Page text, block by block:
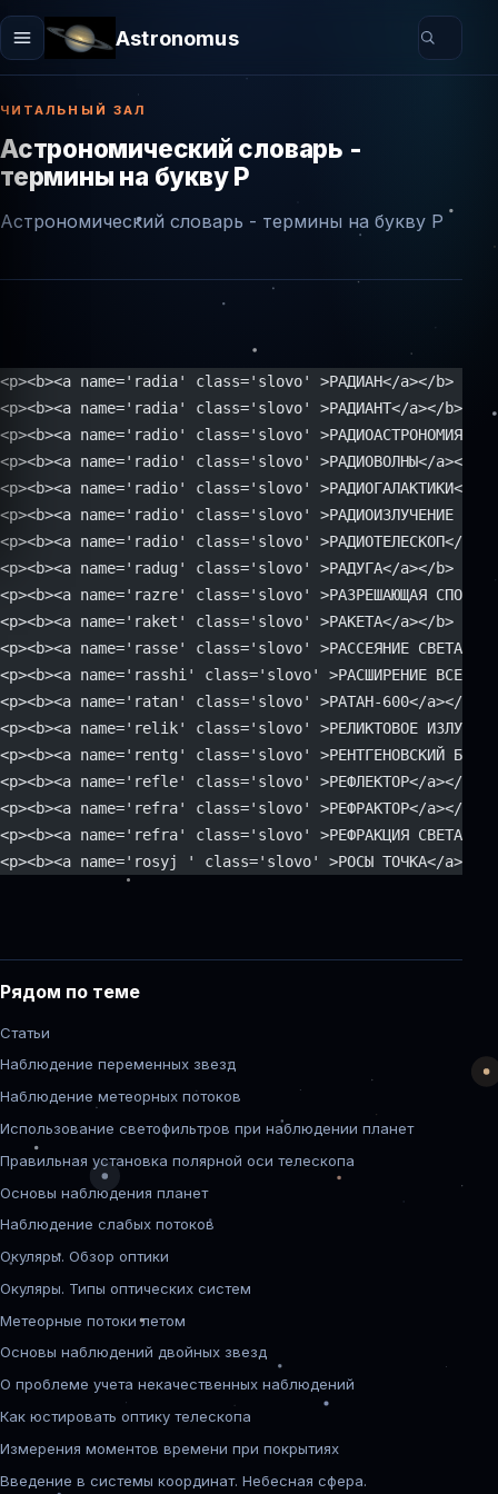
Astronomus
ЧИТАЛЬНЫЙ ЗАЛ
Астрономический словарь -
термины на букву Р
Астрономический словарь - термины на букву Р
<p><b><a name='radia' class='slovo' >РАДИАН</a></b>
<p><b><a name='radia' class='slovo' >РАДИАНТ</a></b> —
<p><b><a name='radio' class='slovo' >РАДИОАСТРОНОМИЯ</
<p><b><a name='radio' class='slovo' >РАДИОВОЛНЫ</a></b>
<p><b><a name='radio' class='slovo' >РАДИОГАЛАКТИКИ</
<p><b><a name='radio' class='slovo' >РАДИОИЗЛУЧЕНИЕ
<p><b><a name='radio' class='slovo' >РАДИОТЕЛЕСКОП</a></
<p><b><a name='radug' class='slovo' >РАДУГА</a></b> -
<p><b><a name='razre' class='slovo' >РАЗРЕШАЮЩАЯ
<p><b><a name='raket' class='slovo' >РАКЕТА</a></b> -
<p><b><a name='rasse' class='slovo' >РАССЕЯНИЕ СВЕТА</
<p><b><a name='rasshi' class='slovo' >РАСШИРЕНИЕ
<p><b><a name='ratan' class='slovo' >РАТАН-600</a></b> —
<p><b><a name='relik' class='slovo' >РЕЛИКТОВОЕ
<p><b><a name='rentg' class='slovo' >РЕНТГЕНОВСКИЙ БАЛЛ
<p><b><a name='refle' class='slovo' >РЕФЛЕКТОР</a></b> -
<p><b><a name='refra' class='slovo' >РЕФРАКТОР</a></b>
<p><b><a name='refra' class='slovo' >РЕФРАКЦИЯ СВЕТА</
<p><b><a name='rosyj ' class='slovo' >РОСЫ ТОЧКА</a></b>
Рядом по теме
Статьи
Наблюдение переменных звезд
Наблюдение метеорных потоков
Использование светофильтров при наблюдении планет
Правильная установка полярной оси телескопа
Основы наблюдения планет
Наблюдение слабых потоков
Окуляры. Обзор оптики
Окуляры. Типы оптических систем
Метеорные потоки летом
Основы наблюдений двойных звезд
О проблеме учета некачественных наблюдений
Как юстировать оптику телескопа
Измерения моментов времени при покрытиях
Введение в системы координат. Небесная сфера.